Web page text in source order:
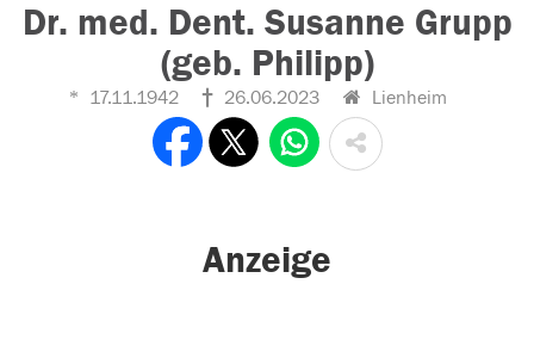
Dr. med. Dent. Susanne Grupp
(geb. Philipp)
17.11.1942 26.06.2023 Lienheim
Anzeige